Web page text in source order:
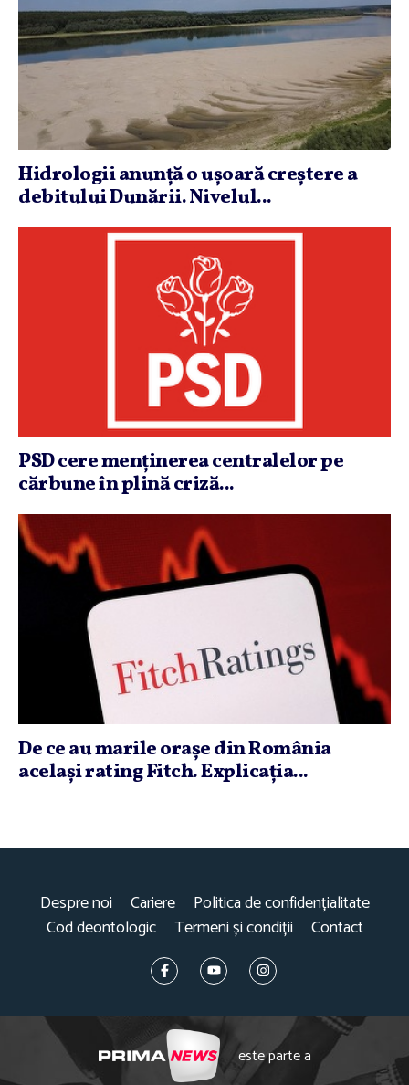
Hidrologii anunţă o uşoară creştere a
debitului Dunării. Nivelul...
PSD cere menţinerea centralelor pe
cărbune în plină criză...
De ce au marile oraşe din România
acelaşi rating Fitch. Explicaţia...
Despre noi Cariere
Politica de confidențialitate
Cod deontologic
Termeni și condiții Contact
este parte a